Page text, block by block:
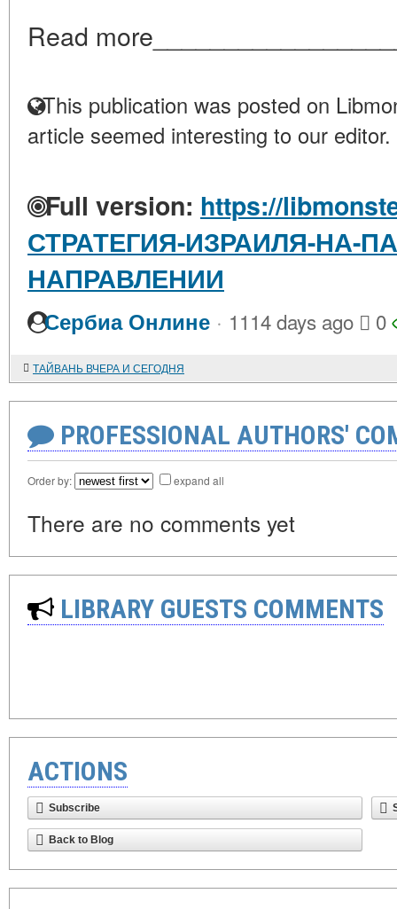
Read
This publication was posted on
article seemed interesting to our editor.
Full version: https://
СТРАТЕГИЯ-ИЗРАИЛЯ-НА-
НАПРАВЛЕНИИ
Сербиа Онлине · 1114 days ago 0
ТАЙВАНЬ ВЧЕРА И СЕГОДНЯ
PROFESSIONAL AUTHORS'
Order by: expand all
There are no comments yet
LIBRARY GUESTS COMMENTS
ACTIONS
Subscribe
Back to Blog